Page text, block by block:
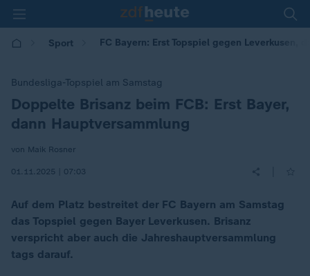
Sport FC Bayern: Erst Topspiel gegen Leverkusen,
Bundesliga-Topspiel am Samstag
:Doppelte Brisanz beim FCB: Erst Bayer,
dann Hauptversammlung
von Maik Rosner
01.11.2025 | 07:03
Auf dem Platz bestreitet der FC Bayern am Samstag
das Topspiel gegen Bayer Leverkusen. Brisanz
verspricht aber auch die Jahreshauptversammlung
tags darauf.